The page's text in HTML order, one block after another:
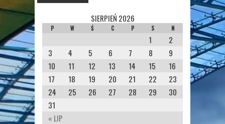
SIERPIEŃ 2026
P W Ś C P S N
« LIP
1
2
3
4 5 6 7 8
9
10
11 12 13 14 15
16
17
18 19 20 21 22
23
24
25 26 27 28 29
30
31